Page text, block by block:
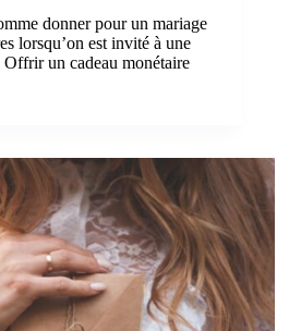
donner pour un mariage
lorsqu’on est invité à une
Offrir un cadeau monétaire